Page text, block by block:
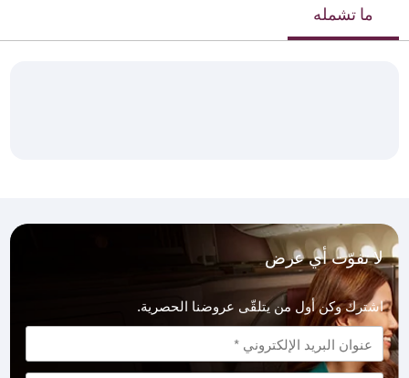
ما تشمله
لا تفوّت أي عرض
اشترك وكن أول من يتلقّى عروضنا الحصرية.